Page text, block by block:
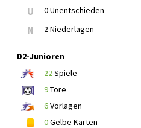
U 0 Unentschieden
N 2 Niederlagen
D2-Junioren
22Spiele
9Tore
6Vorlagen
0Gelbe Karten